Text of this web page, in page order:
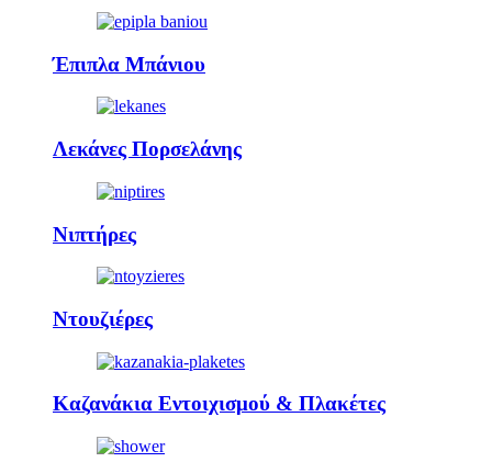
Έπιπλα Μπάνιου
Λεκάνες Πορσελάνης
Νιπτήρες
Ντουζιέρες
Καζανάκια Εντοιχισμού & Πλακέτες